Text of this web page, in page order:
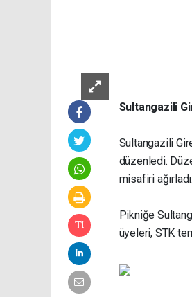
Sultangazili
Sultangazili
düzenledi.
misafiri ağırladı.
Pikniğe
üyeleri, STK